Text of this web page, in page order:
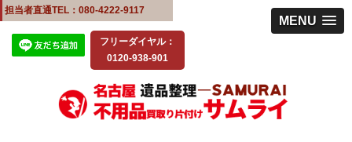
MENU
担当者直通TEL：080-4222-9117
フリーダイヤル：
0120-938-901